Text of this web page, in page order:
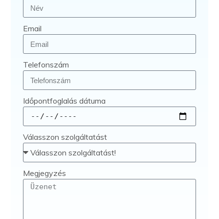
Email
Telefonszám
Időpontfoglalás dátuma
Válasszon szolgáltatást
Megjegyzés
Arthuman Asszisztens
Általában azonnal válaszolok